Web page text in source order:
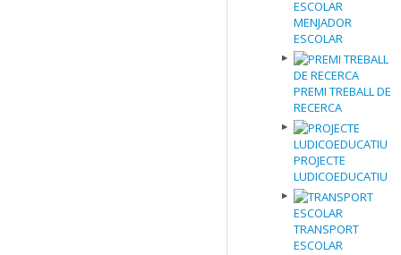
MENJADOR
ESCOLAR
PREMI TREBALL DE
RECERCA
PROJECTE
LUDICOEDUCATIU
TRANSPORT
ESCOLAR